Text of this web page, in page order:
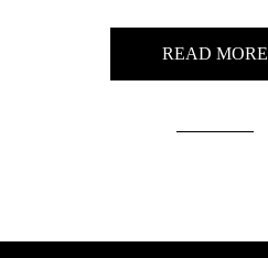
READ MORE